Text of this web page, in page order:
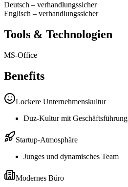
Deutsch – verhandlungssicher
Englisch – verhandlungssicher
Tools & Technologien
MS-Office
Benefits
Lockere Unternehmenskultur
Duz-Kultur mit Geschäftsführung
Startup-Atmosphäre
Junges und dynamisches Team
Modernes Büro